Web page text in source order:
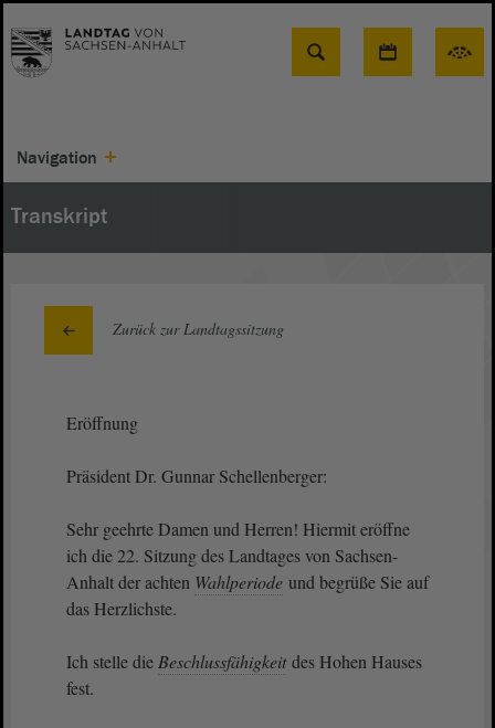
Suche
Navigation
Transkript
Zurück zur Landtagssitzung
Eröffnung
Präsident Dr. Gunnar Schellenberger:
Sehr geehrte Damen und Herren! Hiermit eröffne
ich die 22. Sitzung des Landtages von Sachsen-
Anhalt der achten Wahlperiode und begrüße Sie auf
das Herzlichste.
Ich stelle die Beschlussfähigkeit des Hohen Hauses
fest.